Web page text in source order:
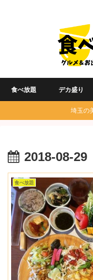
食べ放題 デカ盛り
埼玉の
2018-08-29
食べ放題